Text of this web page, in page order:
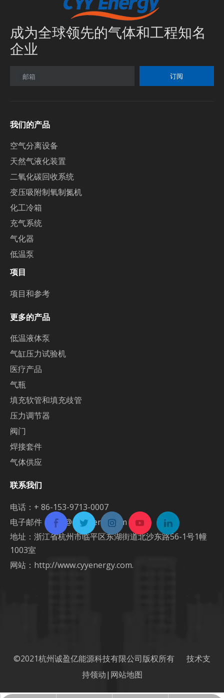
成为全球领先的气体和工程知名
企业
邮箱 订阅
我们的产品
空气分离设备
天然气液化装置
二氧化碳回收系统
变压吸附制氧制氮机
化工冷箱
充气系统
气化器
低温泵
项目
项目和参考
更多的产品
低温液体泵
气缸压力试验机
医疗产品
气瓶
填充软管和填充歧管
压力调节器
阀门
焊接套件
气体供应
联系我们
电话：+ 86-153-9713-0007
电子邮件：
info@cyyenergy.com
地址：浙江省杭州市临平区东湖街道北沙东路56-1号1幢
1003室
网站： http://www.cyyenergy.com.
©2021杭州诚盈亿能源科技有限公司版权所有 技术支
持领动| 网站地图